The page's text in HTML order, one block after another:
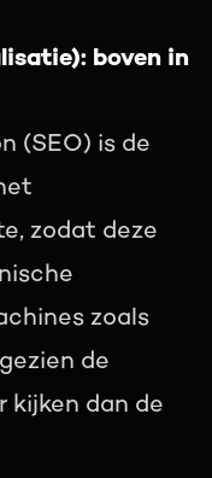
boven in
(SEO) is de
zodat deze
zoals
de
kijken dan de